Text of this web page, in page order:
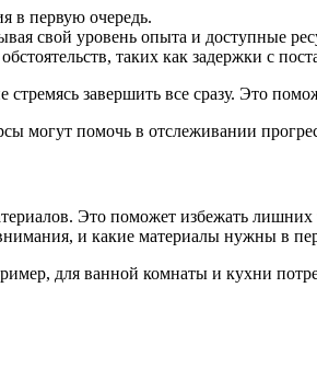
в первую очередь.
свой уровень опыта и доступные
таких как задержки с
завершить все сразу. Это
могут помочь в отслеживании
Это поможет избежать
и какие материалы нужны в
для ванной комнаты и кухни